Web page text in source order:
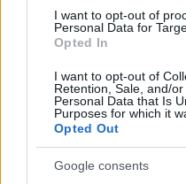
I want to opt-out of
Personal Data for
Opted In
I want to opt-out of
Retention, Sale, and/
Personal Data that Is
Purposes for which it
Opted Out
Google consents
Meghalt
Rögtön
évadot a